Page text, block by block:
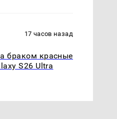
17 часов назад
браком красные
S26 Ultra